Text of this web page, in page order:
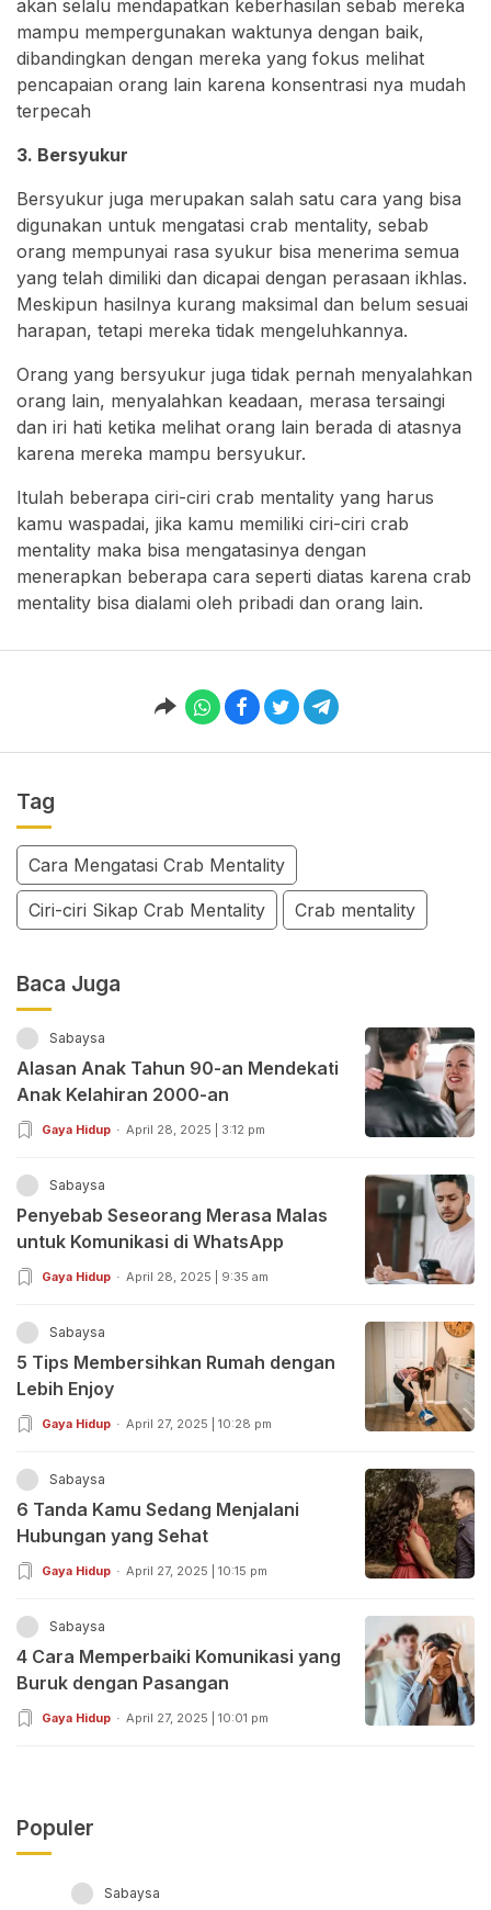
akan selalu mendapatkan keberhasilan sebab mereka
mampu mempergunakan waktunya dengan baik,
dibandingkan dengan mereka yang fokus melihat
pencapaian orang lain karena konsentrasi nya mudah
terpecah
3. Bersyukur
Bersyukur juga merupakan salah satu cara yang bisa
digunakan untuk mengatasi crab mentality, sebab
orang mempunyai rasa syukur bisa menerima semua
yang telah dimiliki dan dicapai dengan perasaan ikhlas.
Meskipun hasilnya kurang maksimal dan belum sesuai
harapan, tetapi mereka tidak mengeluhkannya.
Orang yang bersyukur juga tidak pernah menyalahkan
orang lain, menyalahkan keadaan, merasa tersaingi
dan iri hati ketika melihat orang lain berada di atasnya
karena mereka mampu bersyukur.
Itulah beberapa ciri-ciri crab mentality yang harus
kamu waspadai, jika kamu memiliki ciri-ciri crab
mentality maka bisa mengatasinya dengan
menerapkan beberapa cara seperti diatas karena crab
mentality bisa dialami oleh pribadi dan orang lain.
Tag
Cara Mengatasi Crab Mentality
Ciri-ciri Sikap Crab Mentality Crab mentality
Baca Juga
Sabaysa
Alasan Anak Tahun 90-an Mendekati
Anak Kelahiran 2000-an
Gaya Hidup April 28, 2025 | 3:12 pm
Sabaysa
Penyebab Seseorang Merasa Malas
untuk Komunikasi di WhatsApp
Gaya Hidup April 28, 2025 | 9:35 am
Sabaysa
5 Tips Membersihkan Rumah dengan
Lebih Enjoy
Gaya Hidup April 27, 2025 | 10:28 pm
Sabaysa
6 Tanda Kamu Sedang Menjalani
Hubungan yang Sehat
Gaya Hidup April 27, 2025 | 10:15 pm
Sabaysa
4 Cara Memperbaiki Komunikasi yang
Buruk dengan Pasangan
Gaya Hidup April 27, 2025 | 10:01 pm
Populer
Sabaysa